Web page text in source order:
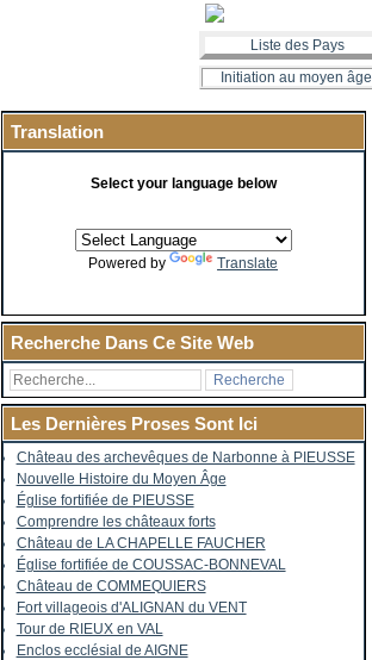
Liste des Pays
Initiation au moyen âge
Translation
Select your language below
Powered by Translate
Recherche Dans Ce Site Web
Les Dernières Proses Sont Ici
Château des archevêques de Narbonne à PIEUSSE
Nouvelle Histoire du Moyen Âge
Église fortifiée de PIEUSSE
Comprendre les châteaux forts
Château de LA CHAPELLE FAUCHER
Église fortifiée de COUSSAC-BONNEVAL
Château de COMMEQUIERS
Fort villageois d'ALIGNAN du VENT
Tour de RIEUX en VAL
Enclos ecclésial de AIGNE